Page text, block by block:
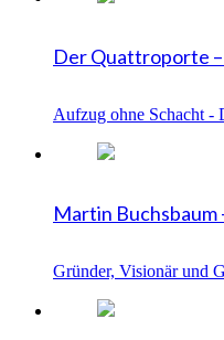
Der Quattroporte
Aufzug ohne Schacht -
Martin Buchsbaum
Gründer, Visionär und